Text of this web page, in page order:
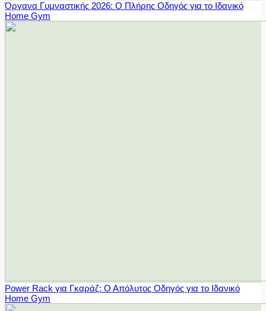
Όργανα Γυμναστικής 2026: Ο Πλήρης Οδηγός για το Ιδανικό
Home Gym
Power Rack για Γκαράζ: Ο Απόλυτος Οδηγός για το Ιδανικό
Home Gym